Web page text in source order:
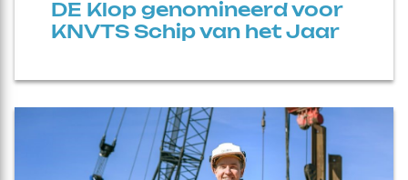
DE Klop genomineerd voor
KNVTS Schip van het Jaar